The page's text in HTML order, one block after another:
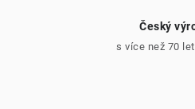
Český
s více než 70